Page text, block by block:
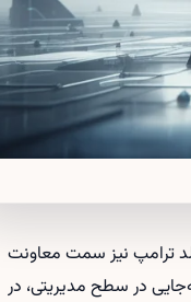
ترامپ نیز سمت معاونت
در سطح مدیریتی، در